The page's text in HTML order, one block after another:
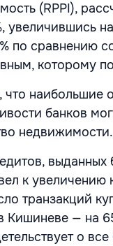
(RPPI),
увеличившись
по сравнению
которому
наибольшие
банков
недвижимости.
выданных
к увеличению
транзакций
Кишиневе — на
о